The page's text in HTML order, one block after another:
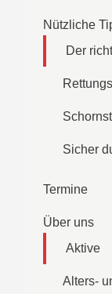
Nützliche
Der
Sicher
Termine
Über uns
Aktive
Alters-